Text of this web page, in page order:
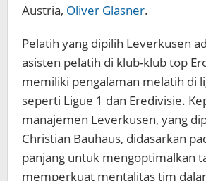
Austria, Oliver Glasner.
Pelatih yang dipilih Leverkusen
asisten pelatih di klub-klub top
memiliki pengalaman melatih di
seperti Ligue 1 dan Eredivisie.
manajemen Leverkusen, yang
Christian Bauhaus, didasarkan
panjang untuk mengoptimalkan
memperkuat mentalitas tim